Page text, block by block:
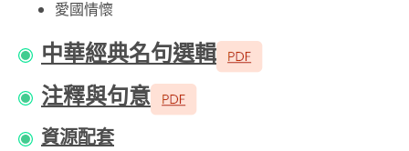
愛國情懷
中華經典名句選輯
注釋與句意
資源配套